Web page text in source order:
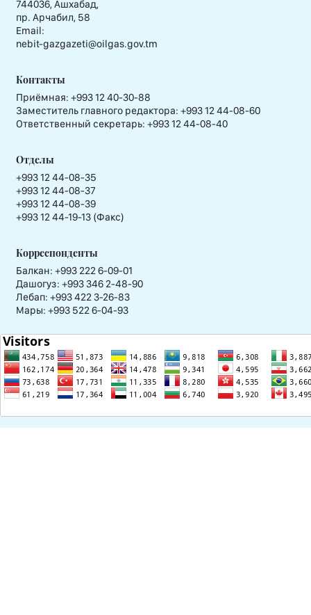
744036, Ашхабад,
пр. Арчабил, 58
Email:
nebit-gazgazeti@oilgas.gov.tm
Контакты
Приёмная: +993 12 40-30-88
Заместитель главного редактора: +993 12 44-08-60
Ответственный секретарь: +993 12 44-08-40
Отделы
+993 12 44-08-35
+993 12 44-08-37
+993 12 44-08-39
+993 12 44-19-13 (Факс)
Корреспонденты
Балкан: +993 222 6-09-01
Дашогуз: +993 346 2-48-90
Лебап: +993 422 3-26-83
Мары: +993 522 6-04-93